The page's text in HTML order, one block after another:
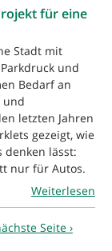
für eine
Stadt mit
und
Bedarf an
und
letzten Jahren
gezeigt, wie
denken lässt:
nur für Autos.
Weiterlesen
Seite ›